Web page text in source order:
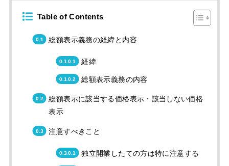
Table of Contents
総額表示義務の経緯と内容
経緯
総額表示義務の内容
総額表示に該当する価格表示・該当しない価格
表示
注意すべきこと
独立開業したての方は特に注意する